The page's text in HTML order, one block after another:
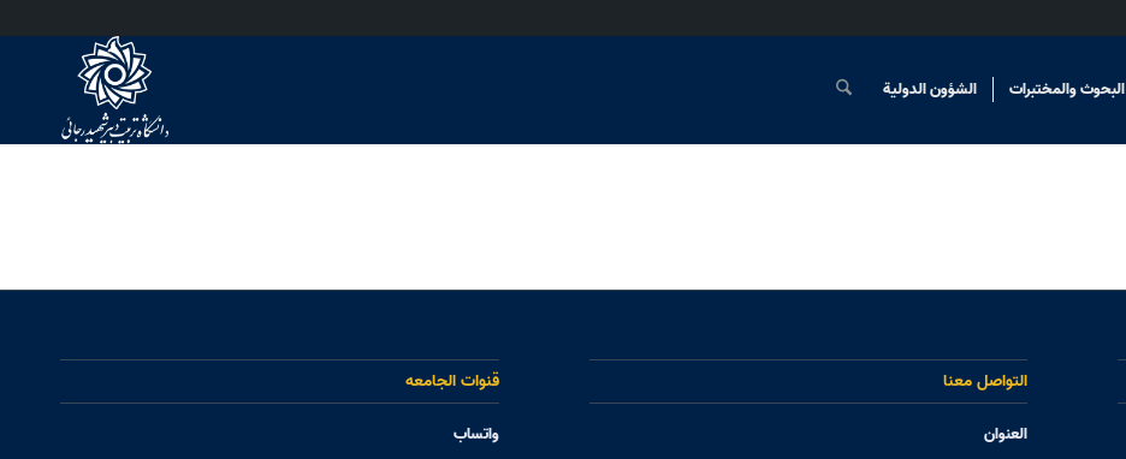
البحوث والمختبرات الشؤون الدولیة
التواصل معنا
العنوان
قنوات الجامعه
واتساب